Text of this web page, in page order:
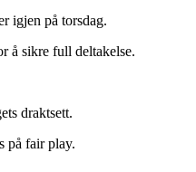
igjen på torsdag.
å sikre full deltakelse.
draktsett.
på fair play.